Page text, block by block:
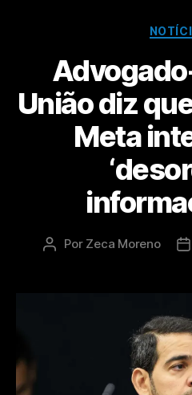
União diz
Meta
Por Zeca Moreno